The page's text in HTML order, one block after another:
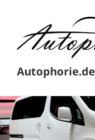
Autophorie.de